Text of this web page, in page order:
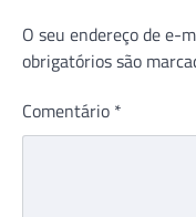
O seu endereço de e-
obrigatórios são
Comentário *